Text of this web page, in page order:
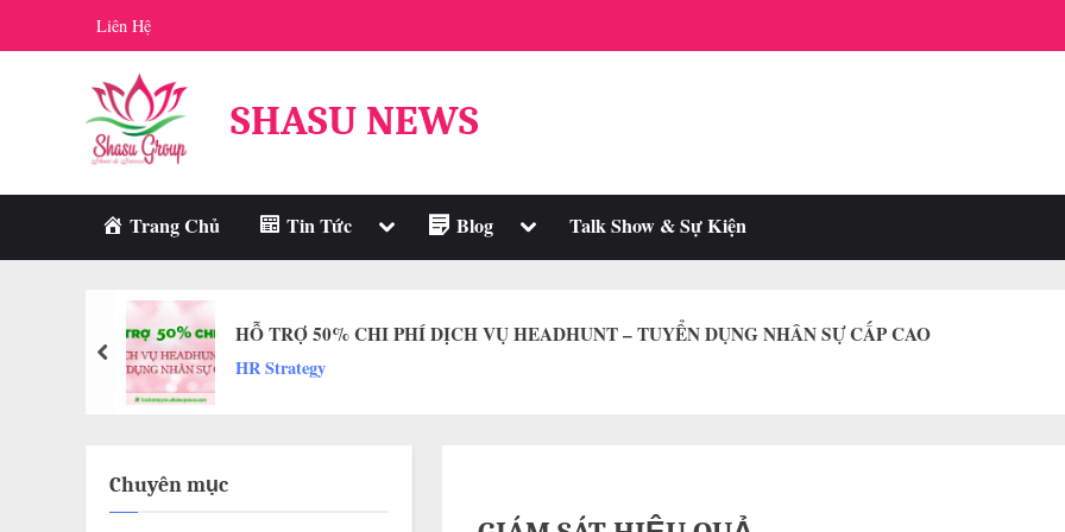
to
Liên Hệ
SHASU NEWS
Trang Chủ Tin Tức Toggle
menu
Blog Toggle
menu
Talk Show & Sự Kiện
HỖ TRỢ 50% CHI PHÍ DỊCH VỤ HEADHUNT – TUYỂN DỤNG NHÂN SỰ CẤP CAO
HR Strategy
prev
Chuyên mục